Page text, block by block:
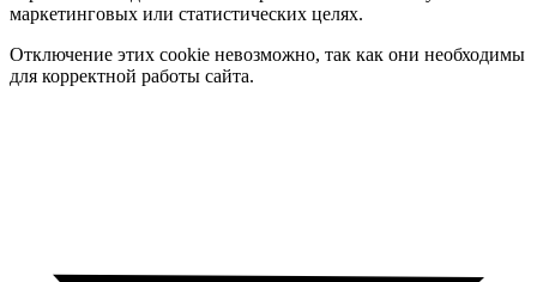
маркетинговых или статистических целях.
Отключение этих cookie невозможно, так как они необходимы
для корректной работы сайта.